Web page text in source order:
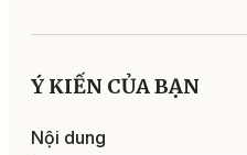
Ý KIẾN CỦA BẠN
Nội dung